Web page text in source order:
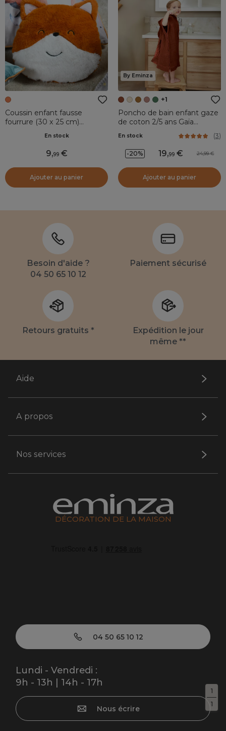
1
1
Coussin enfant fausse
fourrure (30 x 25 cm)
En stock
9,99
Ajouter au panier
By Eminza
+1
Poncho de bain enfant gaze
de coton 2/5 ans Gaïa
En stock (3)
-20% 19,99 24,99
Ajouter au panier
Besoin d'aide ?
04 50 65 10 12
Paiement sécurisé
Retours gratuits *
Expédition le jour
même **
Aide
A propos
Nos services
DÉCORATION DE LA MAISON
04 50 65 10 12
Lundi - Vendredi :
9h - 13h | 14h - 17h
Nous écrire